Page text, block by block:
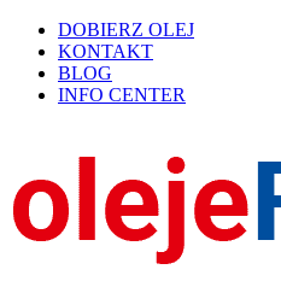
DOBIERZ OLEJ
KONTAKT
BLOG
INFO CENTER